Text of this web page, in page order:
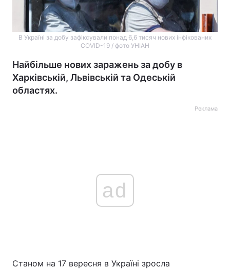
В Україні за добу зафіксували понад 6,6 тисяч нових інфікованих
COVID-19 / фото УНІАН
Найбільше нових заражень за добу в
Харківській, Львівській та Одеській
областях.
Реклама
ad
Станом на 17 вересня в Україні зросла